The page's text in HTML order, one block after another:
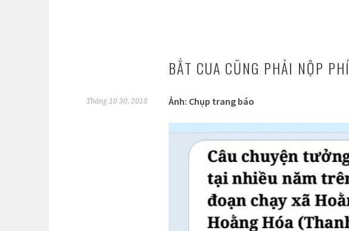
BẮT CUA CŨNG PHẢI NỘP PHÍ
Tháng 10 30, 2018 Ảnh: Chụp trang báo